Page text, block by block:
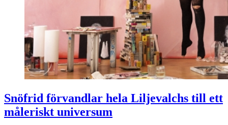
Snöfrid förvandlar hela Liljevalchs till ett
måleriskt universum